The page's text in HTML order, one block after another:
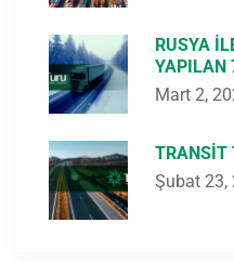
RUSYA
YAPILAN
Mart 2,
TRANSIT
Şubat 23,